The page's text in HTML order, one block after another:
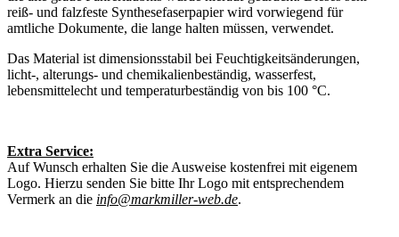
reiß- und falzfeste Synthesefaserpapier wird vorwiegend für
amtliche Dokumente, die lange halten müssen, verwendet.
Das Material ist dimensionsstabil bei Feuchtigkeitsänderungen,
licht-, alterungs- und chemikalienbeständig, wasserfest,
lebensmittelecht und temperaturbeständig von bis 100 °C.
Extra Service:
Auf Wunsch erhalten Sie die Ausweise kostenfrei mit eigenem
Logo. Hierzu senden Sie bitte Ihr Logo mit entsprechendem
Vermerk an die info@markmiller-web.de.